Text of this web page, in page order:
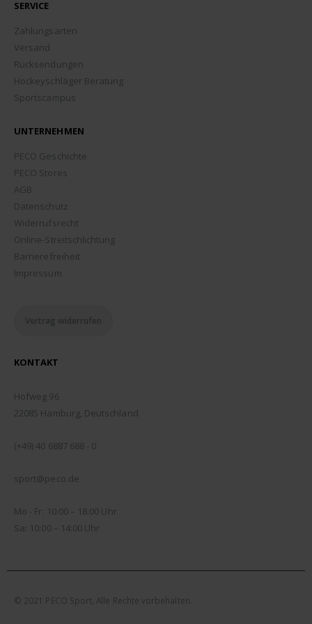
SERVICE
Zahlungsarten
Versand
Rücksendungen
Hockeyschläger Beratung
Sportscampus
UNTERNEHMEN
PECO Geschichte
PECO Stores
AGB
Datenschutz
Widerrufsrecht
Online-Streitschlichtung
Barrierefreiheit
Impressum
Vertrag widerrufen
KONTAKT
Hofweg 96
22085 Hamburg, Deutschland
(+49) 40 6887 688 - 0
sport@peco.de
Mo - Fr: 10:00 – 18:00 Uhr
Sa: 10:00 – 14:00 Uhr
© 2021 PECO Sport, Alle Rechte vorbehalten.